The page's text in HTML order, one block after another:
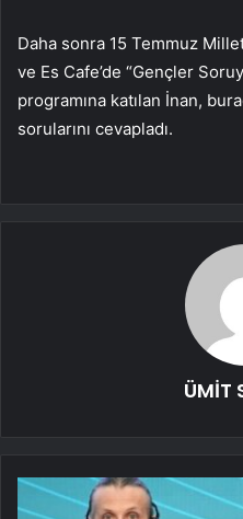
Daha sonra 15 Temmuz
ve Es Cafe’de “Gençler
programına katılan İnan,
sorularını cevapladı.
ÜMİT